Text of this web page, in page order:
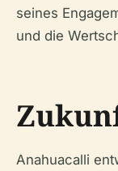
seines
und die
Anahuacalli